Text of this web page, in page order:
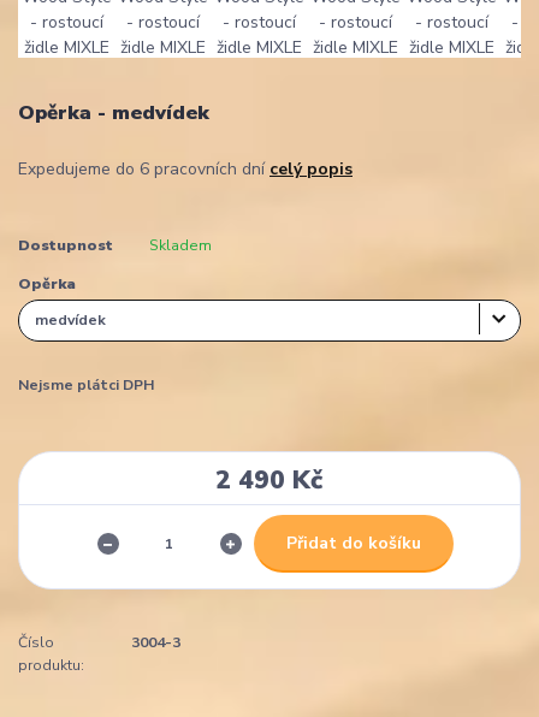
Opěrka - medvídek
Expedujeme do 6 pracovních dní celý popis
Dostupnost Skladem
Opěrka
Nejsme plátci DPH
2 490 Kč
Přidat do košíku
Číslo
produktu:
3004-3